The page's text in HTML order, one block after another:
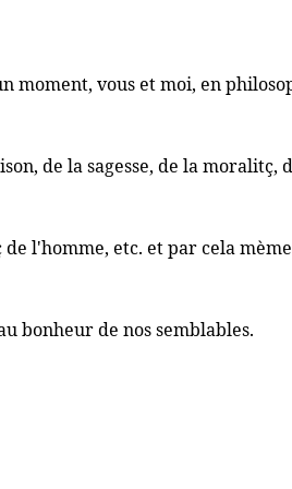
moment, vous et moi, en
de la sagesse, de la moralitç,
l'homme, etc. et par cela
bonheur de nos semblables.